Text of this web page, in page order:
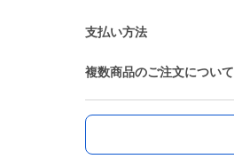
支払い方法
複数商品のご注文について